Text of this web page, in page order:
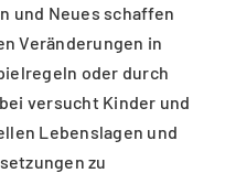
und Neues schaffen
Veränderungen in
oder durch
versucht Kinder und
Lebenslagen und
zu